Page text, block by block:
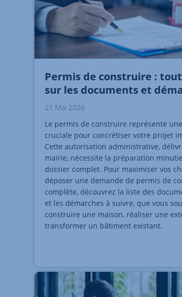
Permis de construire :
sur les documents et
21 Mai 2026
Le permis de construire représente
cruciale pour concrétiser votre projet
Cette autorisation administrative,
mairie, nécessite la préparation
dossier complet. Pour maximiser vos
déposer une demande de permis de
complète, découvrez la liste des
et les démarches à suivre, que vous
construire une maison, réaliser une
transformer un bâtiment existant.